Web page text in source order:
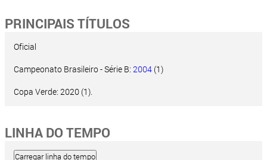
PRINCIPAIS TÍTULOS
Oficial
Campeonato Brasileiro - Série B: 2004 (1)
Copa Verde: 2020 (1).
LINHA DO TEMPO